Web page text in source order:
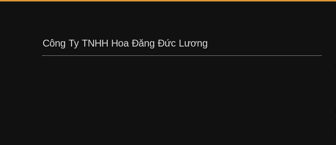
Công Ty TNHH Hoa Đăng Đức Lương